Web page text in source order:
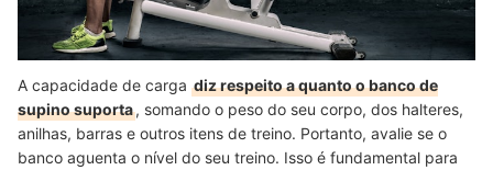
A capacidade de carga diz respeito a quanto o banco de
supino suporta, somando o peso do seu corpo, dos halteres,
anilhas, barras e outros itens de treino. Portanto, avalie se o
banco aguenta o nível do seu treino. Isso é fundamental para